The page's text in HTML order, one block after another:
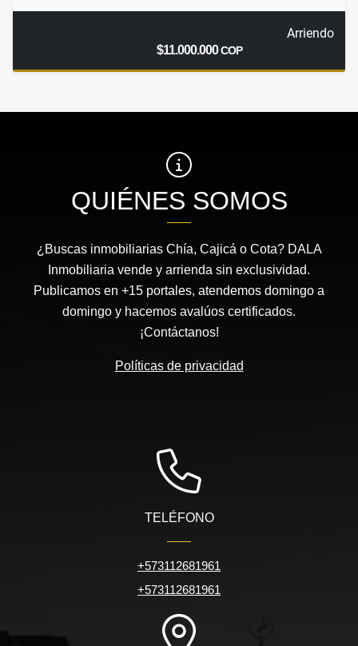
Arriendo
$11.000.000COP
QUIÉNES SOMOS
¿Buscas inmobiliarias Chía, Cajicá o Cota? DALA
Inmobiliaria vende y arrienda sin exclusividad.
Publicamos en +15 portales, atendemos domingo a
domingo y hacemos avalúos certificados.
¡Contáctanos!
Políticas de privacidad
TELÉFONO
+573112681961
+573112681961